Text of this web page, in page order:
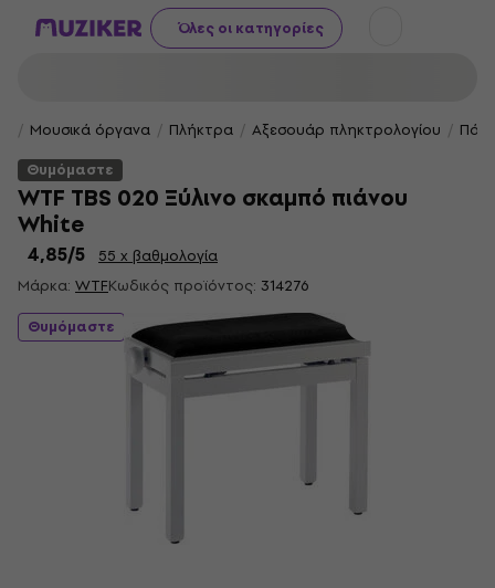
Όλες οι κατηγορίες
Μουσικά όργανα Πλήκτρα Αξεσουάρ πληκτρολογίου
Θυμόμαστε
WTF TBS 020 Ξύλινο σκαμπό πιάνου
White
4,85/5
55 x βαθμολογία
Μάρκα: WTFΚωδικός προϊόντος: 314276
Θυμόμαστε